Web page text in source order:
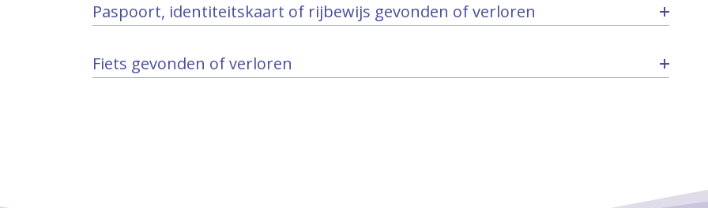
Paspoort, identiteitskaart of rijbewijs gevonden of verloren
Fiets gevonden of verloren